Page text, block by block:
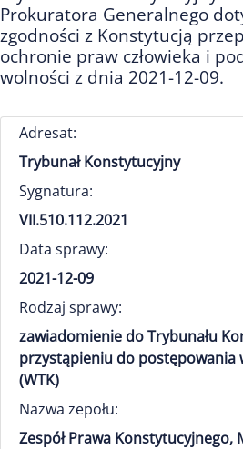
Prokuratora Generalnego
zgodności z Konstytucją
ochronie praw człowieka i
wolności z dnia 2021-12-09.
Adresat:
Trybunał Konstytucyjny
Sygnatura:
VII.510.112.2021
Data sprawy:
2021-12-09
Rodzaj sprawy:
zawiadomienie do Trybunału
przystąpieniu do postępowania
(WTK)
Nazwa zepołu:
Zespół Prawa